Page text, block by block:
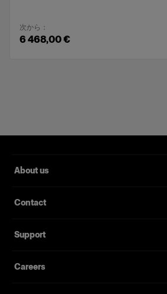
次から：
6 468,00 €
About us
Contact
Support
Careers